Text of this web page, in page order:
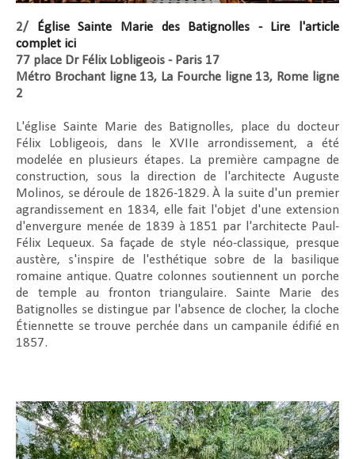
2/ Église Sainte Marie des Batignolles - Lire l'article
complet ici
77 place Dr Félix Lobligeois - Paris 17
Métro Brochant ligne 13, La Fourche ligne 13, Rome ligne
2
L'église Sainte Marie des Batignolles, place du docteur
Félix Lobligeois, dans le XVIIe arrondissement, a été
modelée en plusieurs étapes. La première campagne de
construction, sous la direction de l'architecte Auguste
Molinos, se déroule de 1826-1829. À la suite d'un premier
agrandissement en 1834, elle fait l'objet d'une extension
d'envergure menée de 1839 à 1851 par l'architecte Paul-
Félix Lequeux. Sa façade de style néo-classique, presque
austère, s'inspire de l'esthétique sobre de la basilique
romaine antique. Quatre colonnes soutiennent un porche
de temple au fronton triangulaire. Sainte Marie des
Batignolles se distingue par l'absence de clocher, la cloche
Étiennette se trouve perchée dans un campanile édifié en
1857.